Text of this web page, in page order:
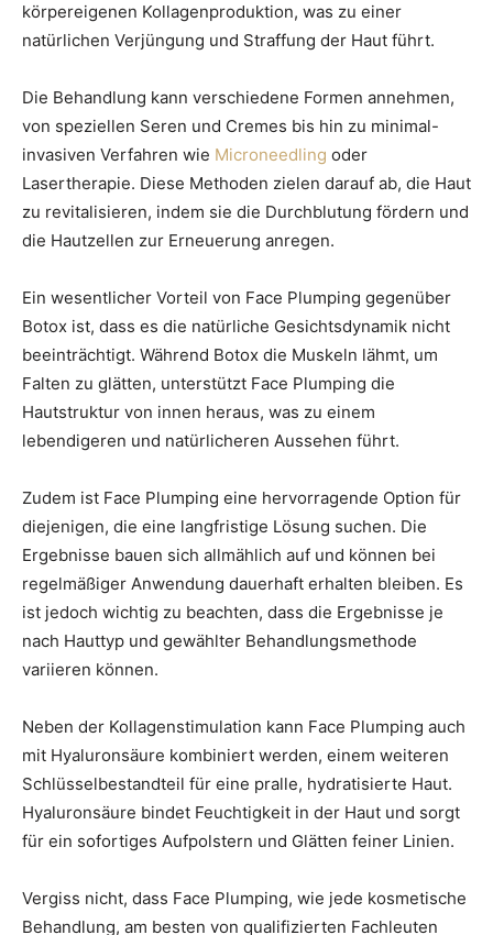
körpereigenen Kollagenproduktion, was zu einer
natürlichen Verjüngung und Straffung der Haut führt.
Die Behandlung kann verschiedene Formen annehmen,
von speziellen Seren und Cremes bis hin zu minimal-
invasiven Verfahren wie Microneedling oder
Lasertherapie. Diese Methoden zielen darauf ab, die Haut
zu revitalisieren, indem sie die Durchblutung fördern und
die Hautzellen zur Erneuerung anregen.
Ein wesentlicher Vorteil von Face Plumping gegenüber
Botox ist, dass es die natürliche Gesichtsdynamik nicht
beeinträchtigt. Während Botox die Muskeln lähmt, um
Falten zu glätten, unterstützt Face Plumping die
Hautstruktur von innen heraus, was zu einem
lebendigeren und natürlicheren Aussehen führt.
Zudem ist Face Plumping eine hervorragende Option für
diejenigen, die eine langfristige Lösung suchen. Die
Ergebnisse bauen sich allmählich auf und können bei
regelmäßiger Anwendung dauerhaft erhalten bleiben. Es
ist jedoch wichtig zu beachten, dass die Ergebnisse je
nach Hauttyp und gewählter Behandlungsmethode
variieren können.
Neben der Kollagenstimulation kann Face Plumping auch
mit Hyaluronsäure kombiniert werden, einem weiteren
Schlüsselbestandteil für eine pralle, hydratisierte Haut.
Hyaluronsäure bindet Feuchtigkeit in der Haut und sorgt
für ein sofortiges Aufpolstern und Glätten feiner Linien.
Vergiss nicht, dass Face Plumping, wie jede kosmetische
Behandlung, am besten von qualifizierten Fachleuten